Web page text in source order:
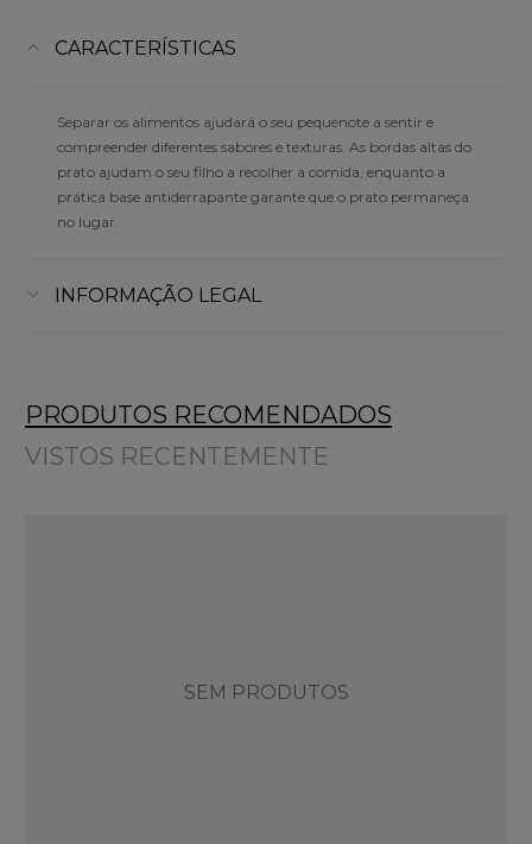
CARACTERÍSTICAS
Separar os alimentos ajudará o seu pequenote a sentir e
compreender diferentes sabores e texturas. As bordas altas do
prato ajudam o seu filho a recolher a comida, enquanto a
prática base antiderrapante garante que o prato permaneça
no lugar.
INFORMAÇÃO LEGAL
PRODUTOS RECOMENDADOS
VISTOS RECENTEMENTE
SEM PRODUTOS